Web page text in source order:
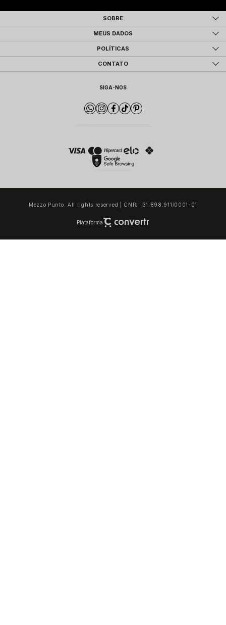
SOBRE
MEUS DADOS
POLÍTICAS
CONTATO
SIGA-NOS
Mezzo Punto. All rights reserved | CNPJ: 31.898.911/0001-01
Plataforma